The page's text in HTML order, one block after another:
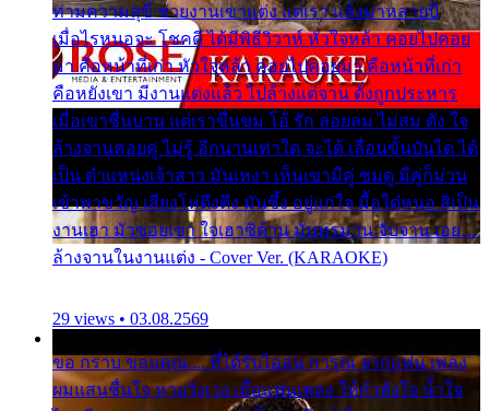
ท่ามความสุขี ช่วยงานเขาแต่ง แต่เรา แล้งมาหลายปี
เมื่อไรหนอจะ โชคดี ได้มีพิธีวิวาห์ หัวใจหล้า คอยไปคอย
มา คือหน้าที่เก่า หัวใจหล้า คอยไปคอยมา คือหน้าที่เก่า
คือหยังเขา มีงานแต่งแล้ว ไปล้างแต่จาน ดั่งถูกประหาร
เมื่อเขาชื่นบาน แต่เราขื่นขม โอ้ รัก ลอยลม ไม่สม ดัง ใจ
ล้างจานคอยคู่ ไม่รู้ อีกนานเท่าใด จะได้ เลื่อนขั้นบันได ได้
เป็น ตำแหน่งเจ้าสาว มันเหงา เห็นเขามีคู่ ซมดู มีคู่ก็ม่วน
เข้าพาขวัญ เสียงโห่ตึงตึง มันซึ้ง อยู่แก่ใจ มื้อใด๋หนอ สิเป็น
งานเฮา มัวซอยเขา ใจเฮาซิด้าน มันทรมาน จับจาน เอย…
ล้างจานในงานแต่ง - Cover Ver. (KARAOKE)
29 views • 03.08.2569
ขอ กราบ ขอบคุณ.... ที่ได้รับไออุ่น การุณ จากแฟน เพลง
ผมแสนชื่นใจ หายวังเวง เมื่อแฟนเพลง ให้กำลังใจ น้ำใจ